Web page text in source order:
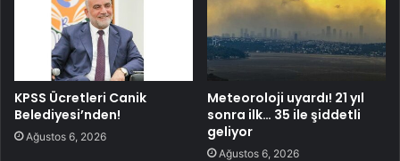
KPSS Ücretleri Canik
Belediyesi’nden!
Ağustos 6, 2026
Meteoroloji uyardı! 21 yıl
sonra ilk… 35 ile şiddetli
geliyor
Ağustos 6, 2026